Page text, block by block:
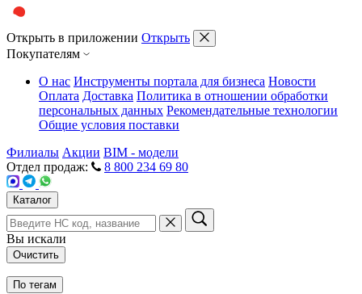
Открыть в приложении Открыть
Покупателям
О нас Инструменты портала для бизнеса Новости
Оплата Доставка Политика в отношении обработки
персональных данных Рекомендательные технологии
Общие условия поставки
Филиалы Акции BIM - модели
Отдел продаж:
8 800 234 69 80
Каталог
Вы искали
Очистить
По тегам